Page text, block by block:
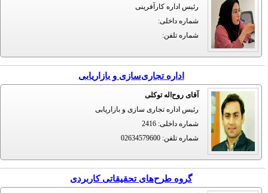
رئیس اداره کارآفرینی
شماره داخلی:
شماره تلفن:
اداره تجاری‌سازی و بازاریابی
آقای روح‌اله توکلی
رئیس اداره تجاری سازی و بازاریابی
شماره داخلی:
2416
شماره تلفن:
02634579600
گروه طرح‌های تحقیقاتی کاربردی